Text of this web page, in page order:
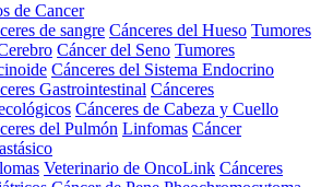
de Cancer
de sangre Cánceres del Hueso Tumores
Cáncer del Seno Tumores
Cánceres del Sistema Endocrino
Gastrointestinal Cánceres
Cánceres de Cabeza y Cuello
del Pulmón Linfomas Cáncer
Veterinario de OncoLink Cánceres